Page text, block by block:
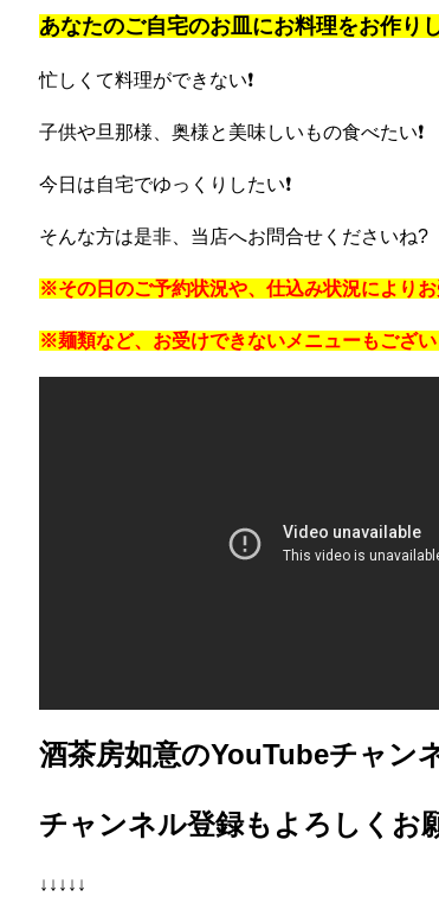
あなたのご自宅のお皿にお料理をお作り
忙しくて料理ができない❗️
子供や旦那様、奥様と美味しいもの食べたい❗️
今日は自宅でゆっくりしたい❗️
そんな方は是非、当店へお問合せくださいね?
※その日のご予約状況や、仕込み状況によりお
※麺類など、お受けできないメニューもござい
酒茶房如意のYouTubeチャン
チャンネル登録もよろしくお
↓↓↓↓↓